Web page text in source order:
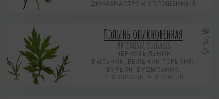
ДИФАЗИАСТРУМ УПЛОЩЕННЫЙ
Полынь обыкновенная
Artemisia vulgaris
ЧЕРНОБЫЛЬНИК
БЫЛЬНЯК, БЫЛЬНИК ГОРЬКИЙ,
БУРЬЯН, БУДЫЛЬНИК,
НЕХВОРОЩЬ, ЧЕРНОБЫЛ